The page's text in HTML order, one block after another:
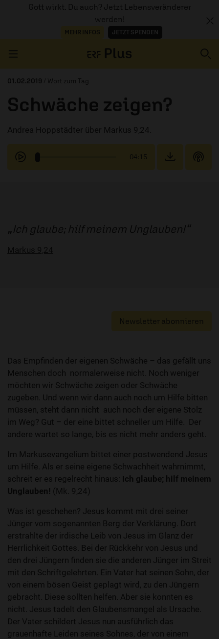
Gott wirkt. Du auch? Jetzt Lebensveränderer
werden!
MEHR INFOS JETZT SPENDEN
AUDIOTHEK
PROGRAMM
01.02.2019 / Wort zum Tag
Schwäche zeigen?
Andrea Hoppstädter über Markus 9,24.
04:15
Ich glaube; hilf meinem Unglauben!
Markus 9,24
Newsletter abonnieren
Das Empfinden der eigenen Schwäche – das gefällt uns
Menschen doch normalerweise nicht. Noch weniger
möchten wir Schwäche zeigen oder Schwäche
zugeben. Und wenn wir dann auch noch um Hilfe bitten
müssen, steht dann nicht auch noch der eigene Stolz
im Weg? Gut – der eine bittet schneller um Hilfe. Der
andere wartet so lange, bis es nicht mehr anders geht.
Im Markusevangelium bittet einer postwendend Jesus
um Hilfe. Als er seine eigene Schwachheit wahrnimmt,
schreit er es regelrecht hinaus: Ich glaube; hilf meinem
Unglauben! (Mk. 9,24)
Was ist geschehen? Jesus kommt mit drei seiner
Jünger vom sogenannten Berg der Verklärung. Dort
erstrahlte der irdische Leib von Jesus im Glanz der
Herrlichkeit Gottes. Bei der Rückkehr von Jesus und
den drei Jüngern finden sie die anderen Jünger im Streit
mit den Schriftgelehrten. Ein Vater hat seinen Sohn, der
von einem bösen Geist geplagt wird, zu den Jüngern
gebracht. Diese sollten helfen. Aber sie konnten es
nicht. Jesus tadelt den Glaubensmangel als Ursache.
Der Vater schildert Jesus nun ausführlich das
grauenhafte Leiden seines Sohnes, der von einem